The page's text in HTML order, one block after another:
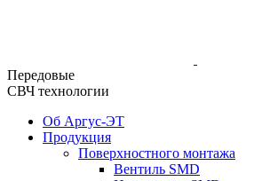
Передовые
СВЧ технологии
Об Аргус-ЭТ
Продукция
Поверхностного монтажа
Вентиль SMD